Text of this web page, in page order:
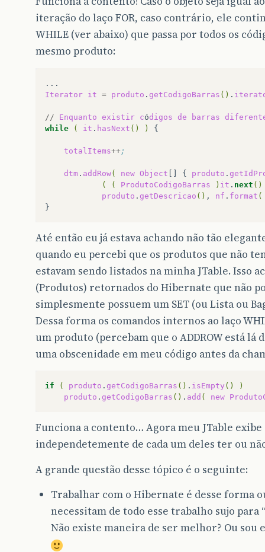
iteração do laço FOR, caso contrário, ele
WHILE (ver abaixo) que passa por todos os
mesmo produto:
Iterator it = produto . getCodigoBarras () .
// Enquanto existir códigos de barras
while
( it . hasNext () ) {
totalItems++;
dtm . addRow( new Object { produto .
(
( ProdutoCodigoBarras ) it . next ()
produto . getDescricao () , nf . format (
Até então eu já estava achando não tão
quando eu percebi que os produtos que não
estavam sendo listados na minha JTable. Isso
(Produtos) retornados do Hibernate que não
simplesmente possuem um SET (ou Lista ou
Dessa forma os comandos internos ao laço
um produto (percebam que o ADDROW está
uma obscenidade em meu código antes da
if ( produto . getCodigoBarras () . isEmpty ()
)
produto . getCodigoBarras () . add ( new
Funciona a contento… Agora meu JTable exibe
independetemente de cada um deles ter ou
A grande questão desse tópico é o seguinte:
Trabalhar com o Hibernate é desse forma
necessitam de todo esse trabalho sujo
Não existe maneira de ser melhor? Ou sou